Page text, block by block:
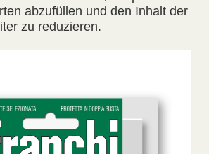
abzufüllen und den Inhalt der
zu reduzieren.